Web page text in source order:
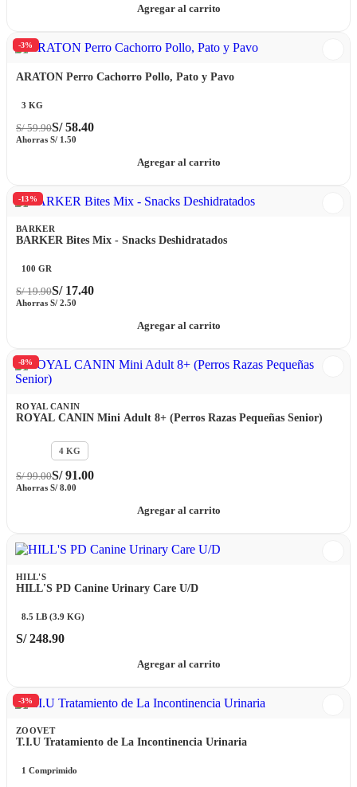
Agregar al carrito
-3%
ARATON Perro Cachorro Pollo, Pato y Pavo
3 KG
S/59.90S/58.40
Ahorras S/ 1.50
Agregar al carrito
-13%
BARKER
BARKER Bites Mix - Snacks Deshidratados
100 GR
S/19.90S/17.40
Ahorras S/ 2.50
Agregar al carrito
-8%
ROYAL CANIN
ROYAL CANIN Mini Adult 8+ (Perros Razas Pequeñas Senior)
4 KG
S/99.00S/91.00
Ahorras S/ 8.00
Agregar al carrito
HILL'S
HILL'S PD Canine Urinary Care U/D
8.5 LB (3.9 KG)
S/248.90
Agregar al carrito
-3%
ZOOVET
T.I.U Tratamiento de La Incontinencia Urinaria
1 Comprimido